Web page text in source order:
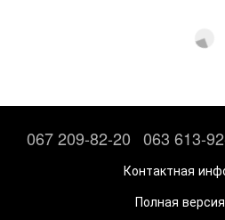
067 209-82-20 063 613-
Контактная
Полная